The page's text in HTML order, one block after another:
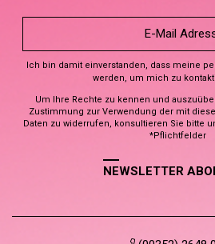
Ich bin damit einverstanden, dass meine
werden, um mich zu
Um Ihre Rechte zu kennen und
Zustimmung zur Verwendung der mit
Daten zu widerrufen, konsultieren Sie bitte
*Pflichtfelder
NEWSLETTER